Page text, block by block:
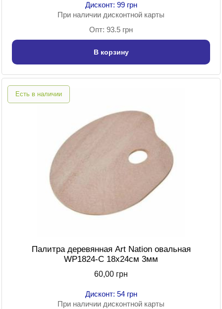
Дисконт: 99 грн
При наличии дисконтной карты
Опт: 93.5 грн
В корзину
Есть в наличии
Палитра деревянная Art Nation овальная
WP1824-C 18х24см 3мм
60,00 грн
Дисконт: 54 грн
При наличии дисконтной карты